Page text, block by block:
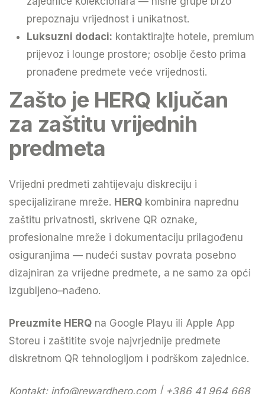
prepoznaju vrijednost i unikatnost.
Luksuzni dodaci: kontaktirajte hotele, premium
prijevoz i lounge prostore; osoblje često prima
pronađene predmete veće vrijednosti.
Zašto je HERQ ključan
za zaštitu vrijednih
predmeta
Vrijedni predmeti zahtijevaju diskreciju i
specijalizirane mreže. HERQ kombinira naprednu
zaštitu privatnosti, skrivene QR oznake,
profesionalne mreže i dokumentaciju prilagođenu
osiguranjima — nudeći sustav povrata posebno
dizajniran za vrijedne predmete, a ne samo za opći
izgubljeno–nađeno.
Preuzmite HERQ na Google Playu ili Apple App
Storeu i zaštitite svoje najvrjednije predmete
diskretnom QR tehnologijom i podrškom zajednice.
Kontakt: info@rewardhero.com| +386 41 964 668